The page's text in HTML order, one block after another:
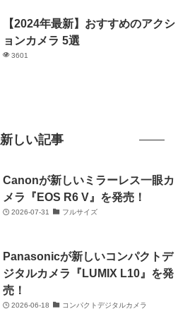
【2024年最新】おすすめのアクシ
ョンカメラ 5選
3601
新しい記事
Canonが新しいミラーレス一眼カ
メラ『EOS R6 V』を発売！
2026-07-31 フルサイズ
Panasonicが新しいコンパクトデ
ジタルカメラ『LUMIX L10』を発
売！
2026-06-18 コンパクトデジタルカメラ